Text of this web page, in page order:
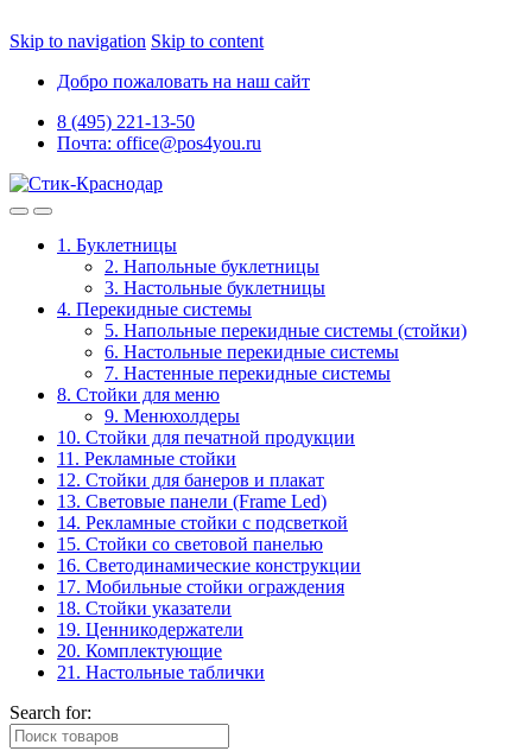
Skip to navigation Skip to content
Добро пожаловать на наш сайт
8 (495) 221-13-50
Почта: office@pos4you.ru
1. Буклетницы
2. Напольные буклетницы
3. Настольные буклетницы
4. Перекидные системы
5. Напольные перекидные системы (стойки)
6. Настольные перекидные системы
7. Настенные перекидные системы
8. Стойки для меню
9. Менюхолдеры
10. Стойки для печатной продукции
11. Рекламные стойки
12. Стойки для банеров и плакат
13. Световые панели (Frame Led)
14. Рекламные стойки с подсветкой
15. Стойки со световой панелью
16. Светодинамические конструкции
17. Мобильные стойки ограждения
18. Стойки указатели
19. Ценникодержатели
20. Комплектующие
21. Настольные таблички
Search for: